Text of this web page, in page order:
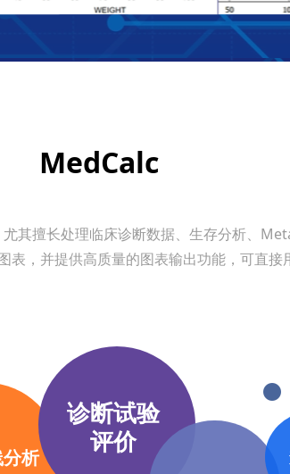
其擅长处理临床诊断数据、生存分析、
，并提供高质量的图表输出功能，可直接
分析
诊断试验
评价
MedCalc